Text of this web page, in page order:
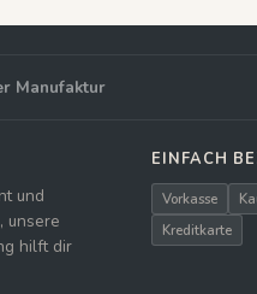
Manufaktur
und
unsere
hilft dir
EINFACH
Vorkasse
Kreditkarte